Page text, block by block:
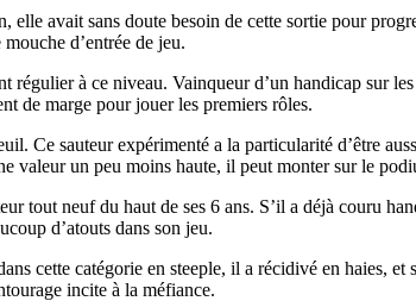
avait sans doute besoin de cette sortie pour
d’entrée de jeu.
régulier à ce niveau. Vainqueur d’un handicap sur
de marge pour jouer les premiers rôles.
Ce sauteur expérimenté a la particularité d’être
valeur un peu moins haute, il peut monter sur le
tout neuf du haut de ses 6 ans. S’il a déjà couru
d’atouts dans son jeu.
cette catégorie en steeple, il a récidivé en haies,
incite à la méfiance.